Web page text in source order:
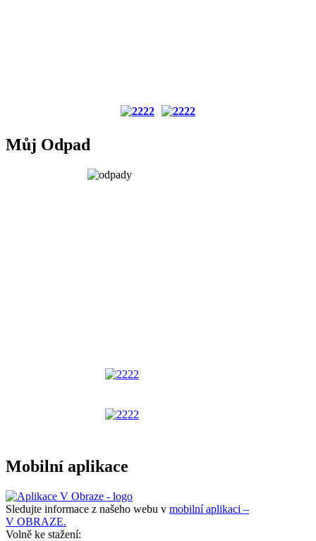
Můj Odpad
Mobilní aplikace
Sledujte informace z našeho webu v mobilní aplikaci –
V OBRAZE.
Volně ke stažení: